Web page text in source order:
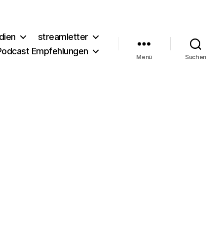
streamletter
Empfehlungen
Menü Suchen